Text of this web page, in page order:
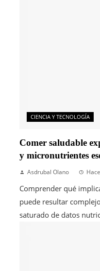
CIENCIA Y TECNOLOGÍA
Comer saludable
y micronutrientes
Asdrubal Olano
Comprender qué
puede resultar
saturado de datos